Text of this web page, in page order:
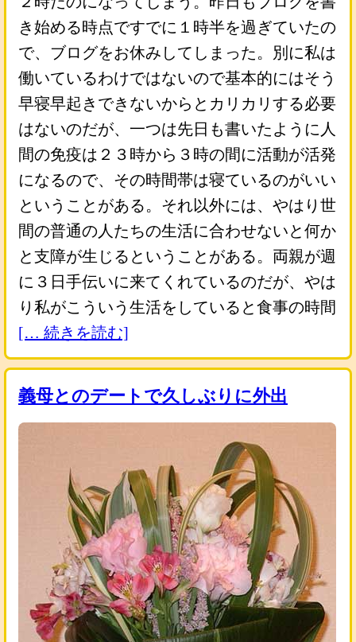
き始める時点ですでに１時半を過ぎていたの
で、ブログをお休みしてしまった。別に私は
働いているわけではないので基本的にはそう
早寝早起きできないからとカリカリする必要
はないのだが、一つは先日も書いたように人
間の免疫は２３時から３時の間に活動が活発
になるので、その時間帯は寝ているのがいい
ということがある。それ以外には、やはり世
間の普通の人たちの生活に合わせないと何か
と支障が生じるということがある。両親が週
に３日手伝いに来てくれているのだが、やは
り私がこういう生活をしていると食事の時間
[… 続きを読む]
義母とのデートで久しぶりに外出